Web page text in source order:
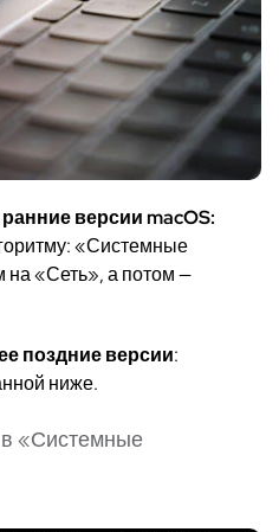
версии macOS:
«Системные
на «Сеть», а потом —
поздние версии:
ниже.
«Системные